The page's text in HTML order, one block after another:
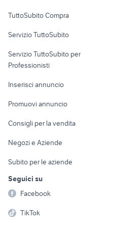
Informatica
Console e
Fotografia
Telefonia
TuttoSubito Compra
Servizio TuttoSubito
Servizio TuttoSubito per
Professionisti
Inserisci annuncio
Promuovi annuncio
Consigli per la vendita
Negozi e Aziende
Subito per le aziende
Seguici su
Facebook
TikTok